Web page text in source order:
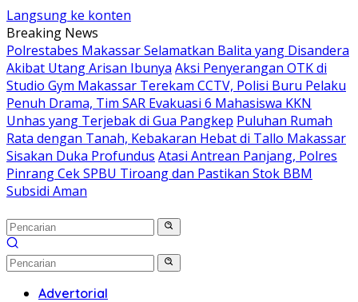
Langsung ke konten
Breaking News
Polrestabes Makassar Selamatkan Balita yang Disandera
Akibat Utang Arisan Ibunya Aksi Penyerangan OTK di
Studio Gym Makassar Terekam CCTV, Polisi Buru Pelaku
Penuh Drama, Tim SAR Evakuasi 6 Mahasiswa KKN
Unhas yang Terjebak di Gua Pangkep Puluhan Rumah
Rata dengan Tanah, Kebakaran Hebat di Tallo Makassar
Sisakan Duka Profundus Atasi Antrean Panjang, Polres
Pinrang Cek SPBU Tiroang dan Pastikan Stok BBM
Subsidi Aman
Advertorial